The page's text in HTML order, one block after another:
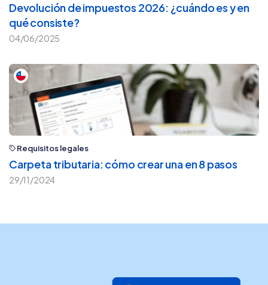
Devolución de impuestos 2026: ¿cuándo es y en
qué consiste?
04/06/2025
Requisitos legales
Carpeta tributaria: cómo crear una en 8 pasos
29/11/2024